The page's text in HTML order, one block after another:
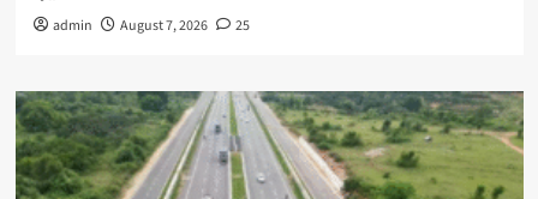
admin August 7, 2026 25